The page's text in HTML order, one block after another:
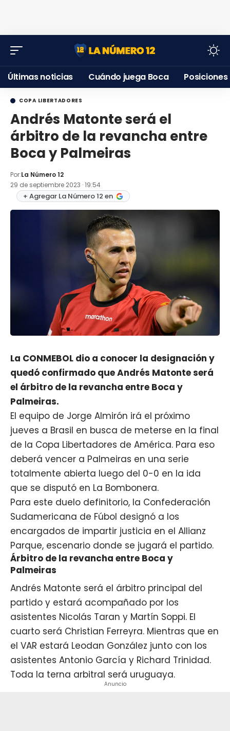
Últimas noticias Cuándo juega Boca Posiciones
COPA LIBERTADORES
Andrés Matonte será el
árbitro de la revancha entre
Boca y Palmeiras
Por:La Número 12
29 de septiembre 2023 · 19:54
+ Agregar La Número 12 en
La CONMEBOL dio a conocer la designación y
quedó confirmado que Andrés Matonte será
el árbitro de la revancha entre Boca y
Palmeiras.
El equipo de Jorge Almirón irá el próximo
jueves a Brasil en busca de meterse en la final
de la Copa Libertadores de América. Para eso
deberá vencer a Palmeiras en una serie
totalmente abierta luego del 0-0 en la ida
que se disputó en La Bombonera.
Para este duelo definitorio, la Confederación
Sudamericana de Fúbol designó a los
encargados de impartir justicia en el Allianz
Parque, escenario donde se jugará el partido.
Árbitro de la revancha entre Boca y
Palmeiras
Andrés Matonte será el árbitro principal del
partido y estará acompañado por los
asistentes Nicolás Taran y Martín Soppi. El
cuarto será Christian Ferreyra. Mientras que en
el VAR estará Leodan González junto con los
asistentes Antonio García y Richard Trinidad.
Toda la terna arbitral será uruguaya.
Anuncio